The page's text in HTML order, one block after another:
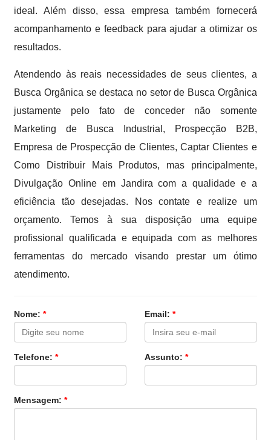
ideal. Além disso, essa empresa também fornecerá
acompanhamento e feedback para ajudar a otimizar os
resultados.
Atendendo às reais necessidades de seus clientes, a
Busca Orgânica se destaca no setor de Busca Orgânica
justamente pelo fato de conceder não somente
Marketing de Busca Industrial, Prospecção B2B,
Empresa de Prospecção de Clientes, Captar Clientes e
Como Distribuir Mais Produtos, mas principalmente,
Divulgação Online em Jandira com a qualidade e a
eficiência tão desejadas. Nos contate e realize um
orçamento. Temos à sua disposição uma equipe
profissional qualificada e equipada com as melhores
ferramentas do mercado visando prestar um ótimo
atendimento.
Nome:* Email: *
Telefone:* Assunto: *
Mensagem:*